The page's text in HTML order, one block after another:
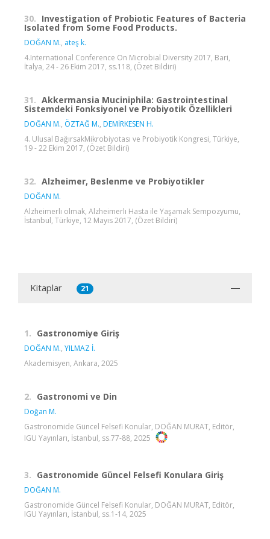
30. Investigation of Probiotic Features of Bacteria
Isolated from Some Food Products.
DOĞAN M., ateş k.
4.International Conference On Microbial Diversity 2017, Bari,
İtalya, 24 - 26 Ekim 2017, ss.118, (Özet Bildiri)
31. Akkermansia Muciniphila: Gastrointestinal
Sistemdeki Fonksiyonel ve Probiyotik Özellikleri
DOĞAN M., ÖZTAĞ M., DEMİRKESEN H.
4. Ulusal BağırsakMikrobiyotası ve Probiyotik Kongresi, Türkiye,
19 - 22 Ekim 2017, (Özet Bildiri)
32. Alzheimer, Beslenme ve Probiyotikler
DOĞAN M.
Alzheimerlı olmak, Alzheimerlı Hasta ile Yaşamak Sempozyumu,
İstanbul, Türkiye, 12 Mayıs 2017, (Özet Bildiri)
Kitaplar 21
1. Gastronomiye Giriş
DOĞAN M., YILMAZ İ.
Akademisyen, Ankara, 2025
2. Gastronomi ve Din
Doğan M.
Gastronomide Güncel Felsefi Konular, DOĞAN MURAT, Editör,
IGU Yayınları, İstanbul, ss.77-88, 2025
3. Gastronomide Güncel Felsefi Konulara Giriş
DOĞAN M.
Gastronomide Güncel Felsefi Konular, DOĞAN MURAT, Editör,
IGU Yayınları, İstanbul, ss.1-14, 2025